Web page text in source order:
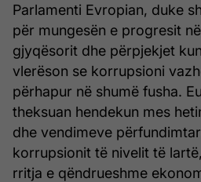
Parlamenti Evropian, duke
për mungesën e progresit
gjyqësorit dhe përpjekjet
vlerëson se korrupsioni
përhapur në shumë fusha.
theksuan hendekun mes
dhe vendimeve
korrupsionit të nivelit të
rritja e qëndrueshme